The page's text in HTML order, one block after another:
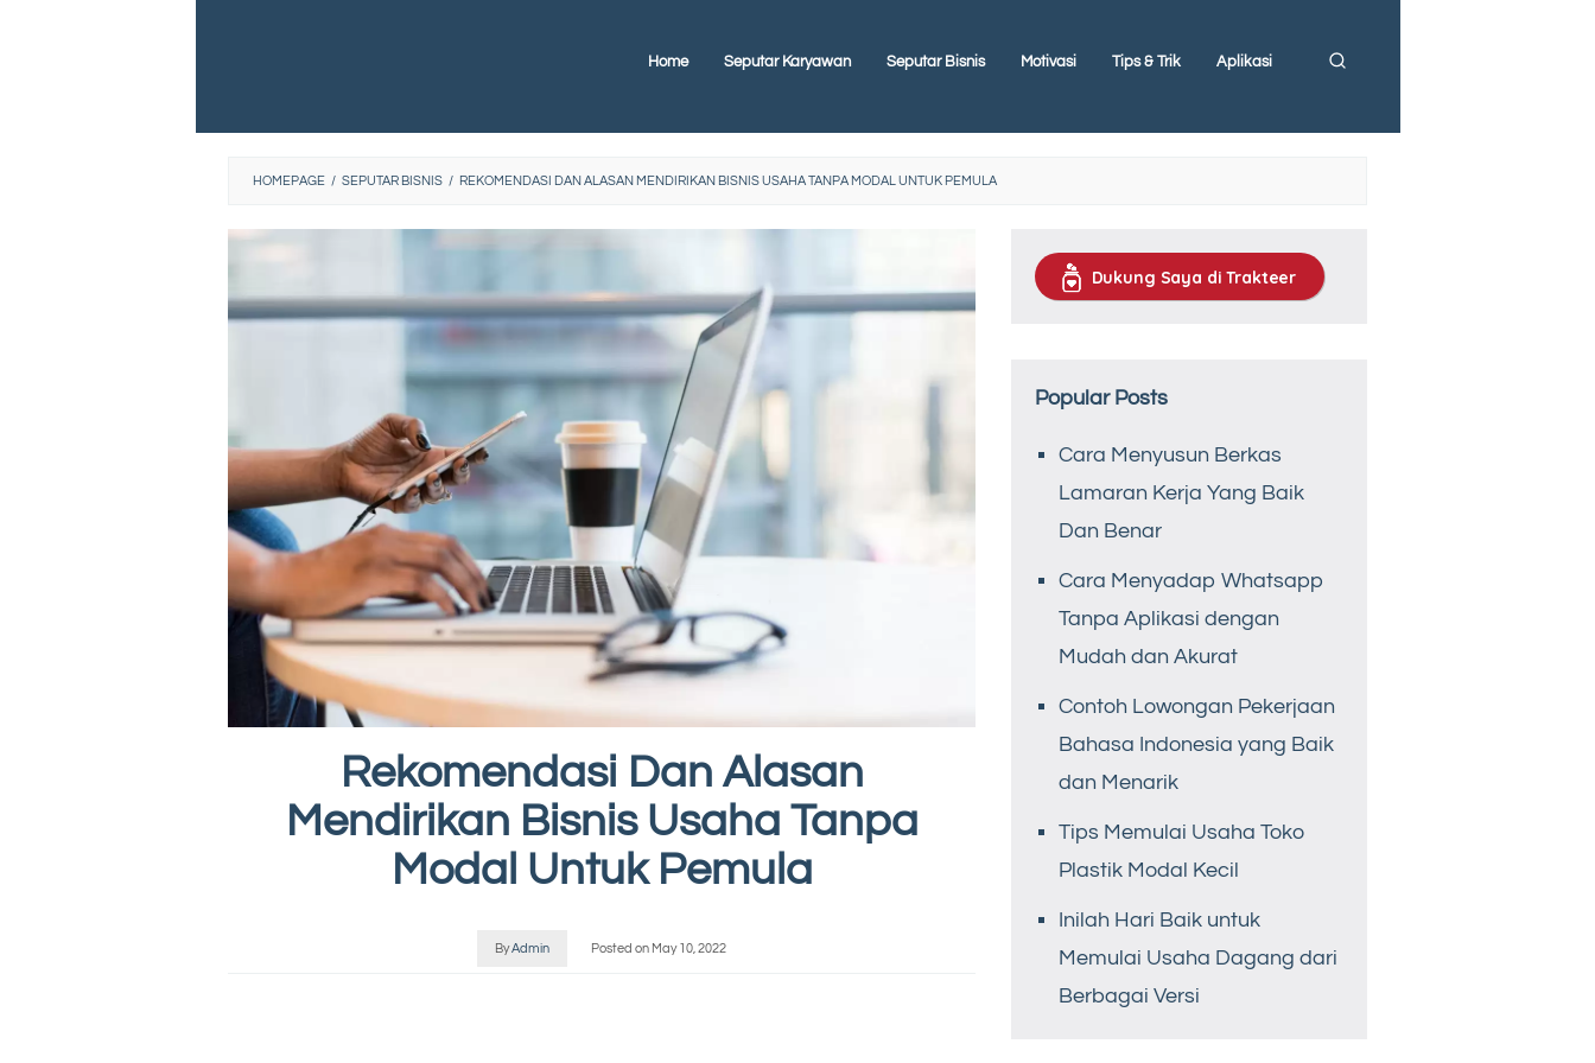
Home Seputar Karyawan Seputar Bisnis Motivasi Tips & Trik Aplikasi
HOMEPAGE / SEPUTAR BISNIS / REKOMENDASI DAN ALASAN MENDIRIKAN BISNIS USAHA TANPA MODAL UNTUK PEMULA
Rekomendasi Dan Alasan
Mendirikan Bisnis Usaha Tanpa
Modal Untuk Pemula
ByAdmin Posted on May 10, 2022
Dukung Saya di Trakteer
Popular Posts
Cara Menyusun Berkas
Lamaran Kerja Yang Baik
Dan Benar
Cara Menyadap Whatsapp
Tanpa Aplikasi dengan
Mudah dan Akurat
Contoh Lowongan Pekerjaan
Bahasa Indonesia yang Baik
dan Menarik
Tips Memulai Usaha Toko
Plastik Modal Kecil
Inilah Hari Baik untuk
Memulai Usaha Dagang dari
Berbagai Versi